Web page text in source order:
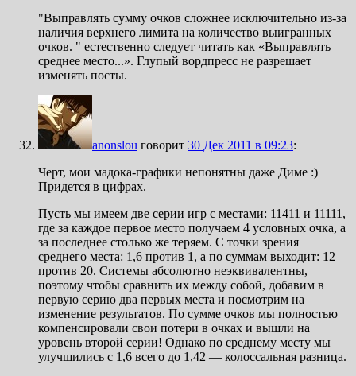
"Выправлять сумму очков сложнее исключительно из-за
наличия верхнего лимита на количество выигранных
очков. " естественно следует читать как «Выправлять
среднее место...». Глупый вордпресс не разрешает
изменять посты.
anonslou говорит 30 Дек 2011 в 09:23:
Черт, мои мадока-графики непонятны даже Диме :)
Придется в цифрах.
Пусть мы имеем две серии игр с местами: 11411 и 11111,
где за каждое первое место получаем 4 условных очка, а
за последнее столько же теряем. С точки зрения
среднего места: 1,6 против 1, а по суммам выходит: 12
против 20. Системы абсолютно неэквивалентны,
поэтому чтобы сравнить их между собой, добавим в
первую серию два первых места и посмотрим на
изменение результатов. По сумме очков мы полностью
компенсировали свои потери в очках и вышли на
уровень второй серии! Однако по среднему месту мы
улучшились с 1,6 всего до 1,42 — колоссальная разница.